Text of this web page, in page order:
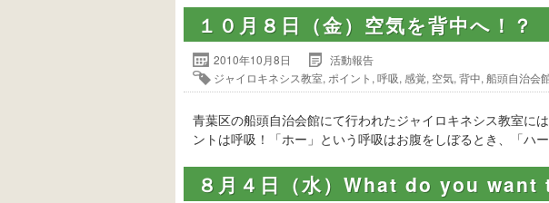
１０月８日（金）空気を背中へ！？
2010年10月8日
活動報告
ジャイロキネシス教室, ポイント , 呼吸, 感覚, 空気, 背中, 船頭自治会
青葉区の船頭自治会館にて行われたジャイロキネシス教室に
ントは呼吸！「ホー」という呼吸はお腹をしぼるとき、「ハ
８月４日（水）What do you